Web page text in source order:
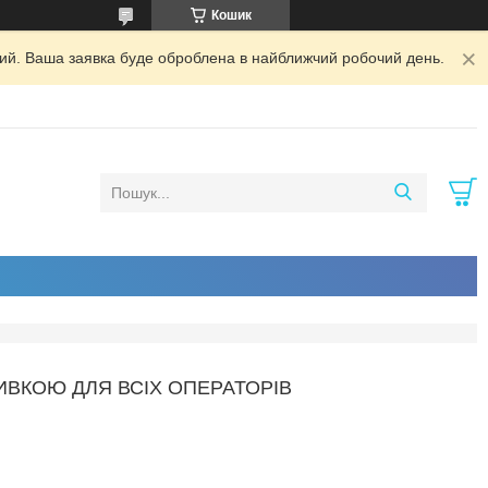
Кошик
Ваша заявка буде оброблена в найближчий робочий день.
ДЛЯ ВСІХ ОПЕРАТОРІВ